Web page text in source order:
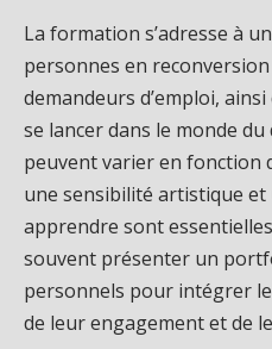
La formation s’adresse à
personnes en
demandeurs d’emploi,
se lancer dans le monde
peuvent varier en fonction
une sensibilité artistique
apprendre sont
souvent présenter un
personnels pour intégrer
de leur engagement et de